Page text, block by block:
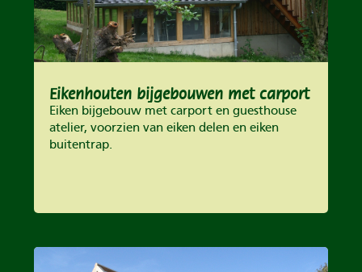
Eikenhouten bijgebouwen met carport
Eiken bijgebouw met carport en guesthouse
atelier, voorzien van eiken delen en eiken
buitentrap.